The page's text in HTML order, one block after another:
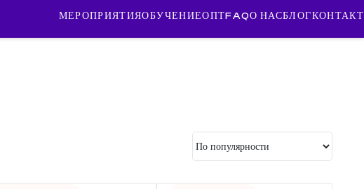
МЕРОПРИЯТИЯОБУЧЕНИЕОПТFAQО НАСБЛОГКОНТАКТ